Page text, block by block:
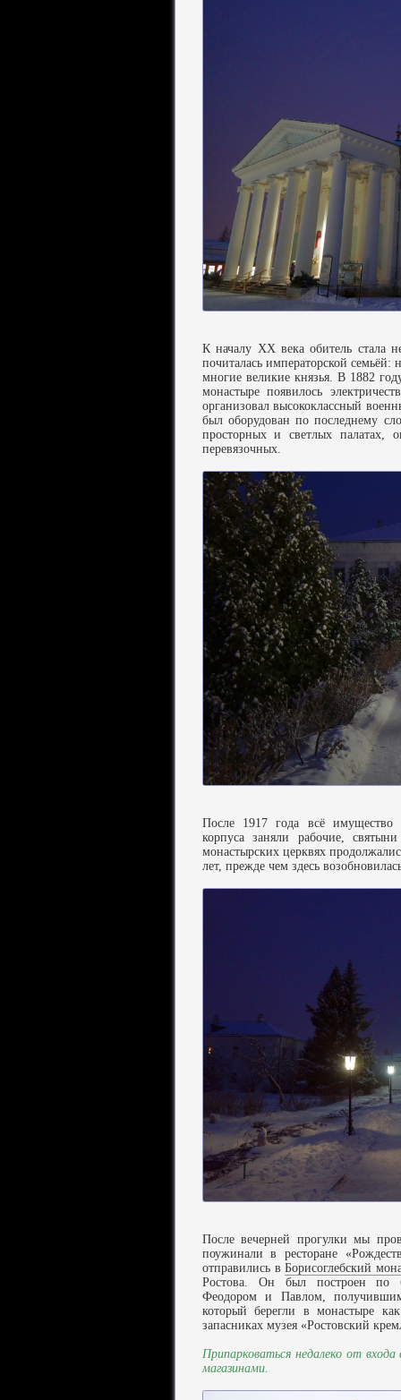
К началу XX века обитель стала
почиталась императорской семьёй:
многие великие князья. В 1882
монастыре появилось
организовал высококлассный
был оборудован по последнему
просторных и светлых палатах,
перевязочных.
После 1917 года всё имущество
корпуса заняли рабочие,
монастырских церквях
лет, прежде чем здесь
После вечерней прогулки мы
поужинали в ресторане
отправились вБорисоглебский
Ростова. Он был построен по
Феодором и Павлом,
который берегли в монастыре
запасниках музея «Ростовский
Припарковаться недалеко от
магазинами.